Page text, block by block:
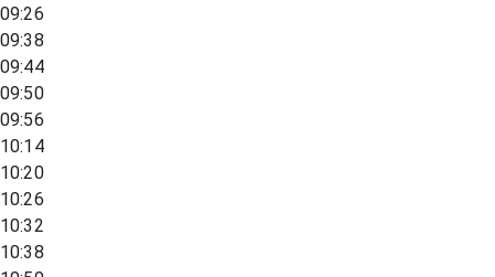
09:26
09:38
09:44
09:50
09:56
10:14
10:20
10:26
10:32
10:38